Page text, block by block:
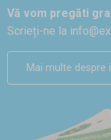
Vă vom pregăti
Scrieți-ne la
Mai multe